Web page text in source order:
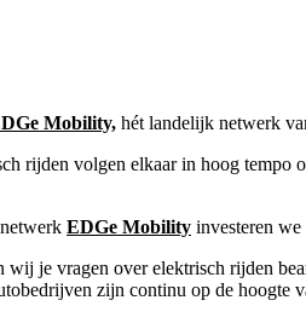
Mobility, hét landelijk netwerk
rijden volgen elkaar in hoog tempo
EDGe Mobility investeren
wij je vragen over elektrisch rijden
zijn continu op de hoogte